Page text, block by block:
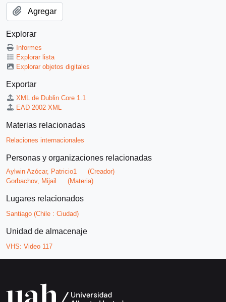
Agregar
Explorar
Informes
Explorar lista
Explorar objetos digitales
Exportar
XML de Dublin Core 1.1
EAD 2002 XML
Materias relacionadas
Relaciones internacionales
Personas y organizaciones relacionadas
Aylwin Azócar, Patricio1
(Creador)
Gorbachov, Mijail
(Materia)
Lugares relacionados
Santiago (Chile : Ciudad)
Unidad de almacenaje
VHS: Video 117